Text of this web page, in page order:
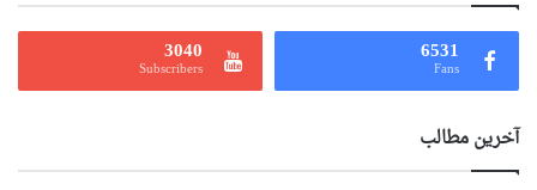
6531
Fans
3040
Subscribers
آخرین مطالب